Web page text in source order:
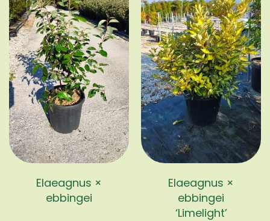
Elaeagnus ×
ebbingei
Elaeagnus ×
ebbingei
‘Limelight’